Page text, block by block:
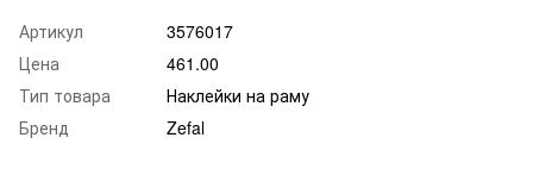
Артикул
3576017
Цена
461.00
Тип товара
Наклейки на раму
Бренд
Zefal